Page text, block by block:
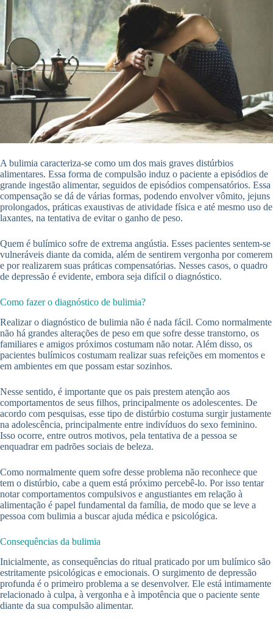
A bulimia caracteriza-se como um dos mais graves distúrbios
alimentares. Essa forma de compulsão induz o paciente a episódios de
grande ingestão alimentar, seguidos de episódios compensatórios. Essa
compensação se dá de várias formas, podendo envolver vômito, jejuns
prolongados, práticas exaustivas de atividade física e até mesmo uso de
laxantes, na tentativa de evitar o ganho de peso.
Quem é bulímico sofre de extrema angústia. Esses pacientes sentem-se
vulneráveis diante da comida, além de sentirem vergonha por comerem
e por realizarem suas práticas compensatórias. Nesses casos, o quadro
de depressão é evidente, embora seja difícil o diagnóstico.
Como fazer o diagnóstico de bulimia?
Realizar o diagnóstico de bulimia não é nada fácil. Como normalmente
não há grandes alterações de peso em que sofre desse transtorno, os
familiares e amigos próximos costumam não notar. Além disso, os
pacientes bulímicos costumam realizar suas refeições em momentos e
em ambientes em que possam estar sozinhos.
Nesse sentido, é importante que os pais prestem atenção aos
comportamentos de seus filhos, principalmente os adolescentes. De
acordo com pesquisas, esse tipo de distúrbio costuma surgir justamente
na adolescência, principalmente entre indivíduos do sexo feminino.
Isso ocorre, entre outros motivos, pela tentativa de a pessoa se
enquadrar em padrões sociais de beleza.
Como normalmente quem sofre desse problema não reconhece que
tem o distúrbio, cabe a quem está próximo percebê-lo. Por isso tentar
notar comportamentos compulsivos e angustiantes em relação à
alimentação é papel fundamental da família, de modo que se leve a
pessoa com bulimia a buscar ajuda médica e psicológica.
Consequências da bulimia
Inicialmente, as consequências do ritual praticado por um bulímico são
estritamente psicológicas e emocionais. O surgimento de depressão
profunda é o primeiro problema a se desenvolver. Ele está intimamente
relacionado à culpa, à vergonha e à impotência que o paciente sente
diante da sua compulsão alimentar.